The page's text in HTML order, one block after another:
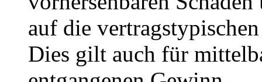
auf die
Dies gilt auch für